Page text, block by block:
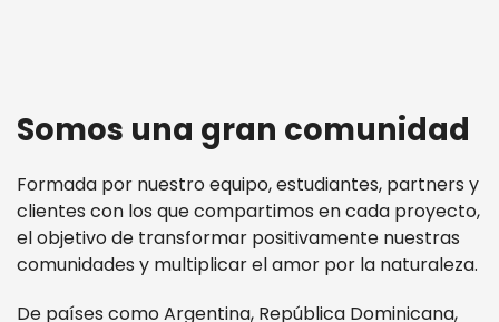
Somos una gran comunidad
Formada por nuestro equipo, estudiantes, partners y
clientes con los que compartimos en cada proyecto,
el objetivo de transformar positivamente nuestras
comunidades y multiplicar el amor por la naturaleza.
De países como Argentina, República Dominicana,